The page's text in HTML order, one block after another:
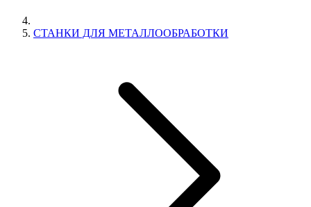
СТАНКИ ДЛЯ МЕТАЛЛООБРАБОТКИ